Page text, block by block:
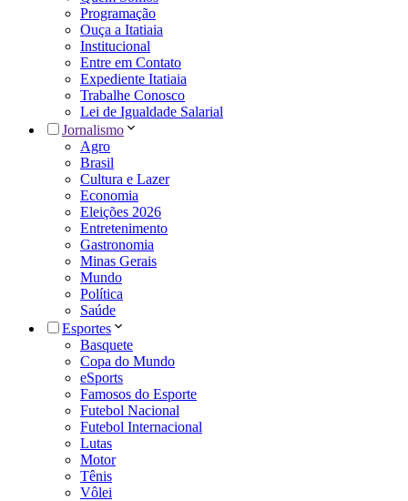
Programação
Ouça a Itatiaia
Institucional
Entre em Contato
Expediente Itatiaia
Trabalhe Conosco
Lei de Igualdade Salarial
Jornalismo
Agro
Brasil
Cultura e Lazer
Economia
Eleições 2026
Entretenimento
Gastronomia
Minas Gerais
Mundo
Política
Saúde
Esportes
Basquete
Copa do Mundo
eSports
Famosos do Esporte
Futebol Nacional
Futebol Internacional
Lutas
Motor
Tênis
Vôlei